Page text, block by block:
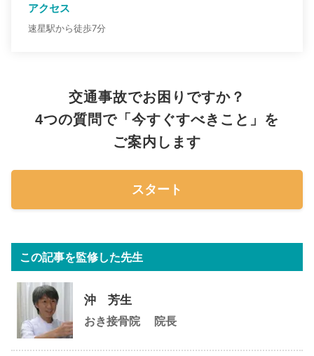
アクセス
速星駅から徒歩7分
交通事故でお困りですか？
4つの質問で「今すぐすべきこと」を
ご案内します
スタート
この記事を監修した先生
沖 芳生
おき接骨院
院長